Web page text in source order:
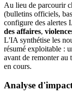
Au lieu de parcourir
(bulletins officiels,
configure des alertes
des affaires,
L'IA synthétise les
résumé exploitable :
avant de remonter au
en cours.
Analyse